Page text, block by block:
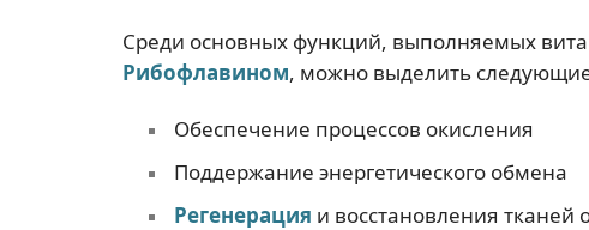
Среди основных функций, выполняемых
Рибофлавином, можно выделить
Обеспечение процессов окисления
Поддержание энергетического обмена
Регенерация и восстановления тканей